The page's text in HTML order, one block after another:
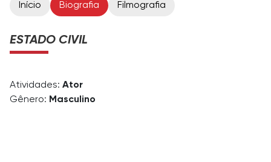
Início Biografia Filmografia
ESTADO CIVIL
Atividades: Ator
Gênero: Masculino